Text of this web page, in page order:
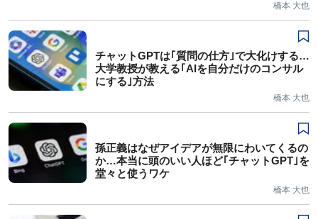
橋本 大也
チャットGPTは｢質問の仕方｣で大化けする…
大学教授が教える｢AIを自分だけのコンサル
にする｣方法
橋本 大也
孫正義はなぜアイデアが無限にわいてくるの
か…本当に頭のいい人ほど｢チャットGPT｣を
堂々と使うワケ
橋本 大也